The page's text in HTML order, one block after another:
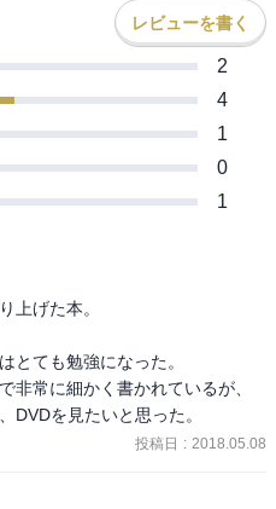
イロプラクティック」のメソッ
ラム」によって自宅でカンタン
レビューを書く
2
4
1
0
1
上げた本。
とても勉強になった。
非常に細かく書かれているが、
DVDを見たいと思った。
投稿日 : 2018.05.08